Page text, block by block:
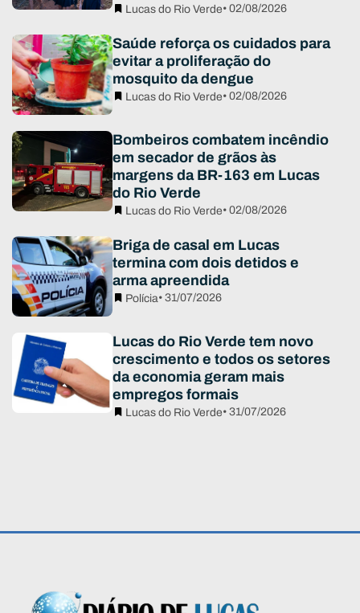
Lucas do Rio Verde• 02/08/2026
Saúde reforça os cuidados para
evitar a proliferação do
mosquito da dengue
Lucas do Rio Verde• 02/08/2026
Bombeiros combatem incêndio
em secador de grãos às
margens da BR-163 em Lucas
do Rio Verde
Lucas do Rio Verde• 02/08/2026
Briga de casal em Lucas
termina com dois detidos e
arma apreendida
Polícia• 31/07/2026
Lucas do Rio Verde tem novo
crescimento e todos os setores
da economia geram mais
empregos formais
Lucas do Rio Verde• 31/07/2026